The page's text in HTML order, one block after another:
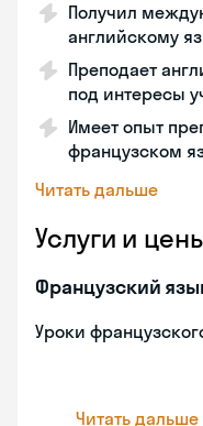
Получил
английскому
Преподает
под интересы
Имеет опыт
французском
Читать дальше
Услуги и
Французский
Уроки
Читать дальше